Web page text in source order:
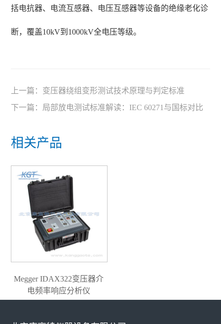
括电抗器、电流互感器、电压互感器等设备的绝缘老化诊
断，覆盖10kV到1000kV全电压等级。
上一篇： 变压器绕组变形测试技术原理与判定标准
下一篇： 局部放电测试标准解读：IEC 60271与国标对比
相关产品
Megger IDAX322变压器介
电频率响应分析仪